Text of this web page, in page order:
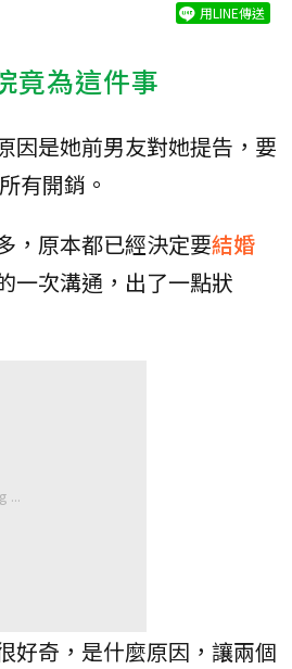
用LINE傳送
竟為這件事
因是她前男友對她提告，要
有開銷。
，原本都已經決定要結婚
一次溝通，出了一點狀
好奇，是什麼原因，讓兩個